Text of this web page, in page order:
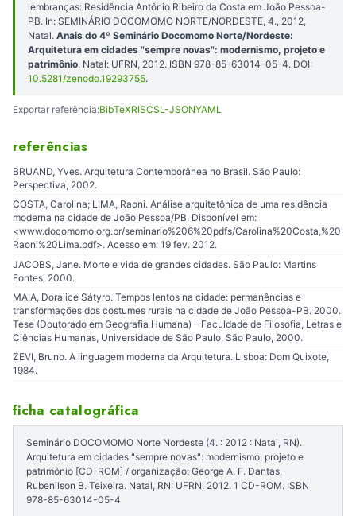
lembranças: Residência Antônio Ribeiro da Costa em João Pessoa-
PB. In: SEMINÁRIO DOCOMOMO NORTE/NORDESTE, 4., 2012,
Natal. Anais do 4º Seminário Docomomo Norte/Nordeste:
Arquitetura em cidades "sempre novas": modernismo, projeto e
patrimônio. Natal: UFRN, 2012. ISBN 978-85-63014-05-4. DOI:
10.5281/zenodo.19293755.
Exportar referência:BibTeXRISCSL-JSONYAML
referências
BRUAND, Yves. Arquitetura Contemporânea no Brasil. São Paulo:
Perspectiva, 2002.
COSTA, Carolina; LIMA, Raoni. Análise arquitetônica de uma residência
moderna na cidade de João Pessoa/PB. Disponível em:
<www.docomomo.org.br/seminario%206%20pdfs/Carolina%20Costa,%20
Raoni%20Lima.pdf>. Acesso em: 19 fev. 2012.
JACOBS, Jane. Morte e vida de grandes cidades. São Paulo: Martins
Fontes, 2000.
MAIA, Doralice Sátyro. Tempos lentos na cidade: permanências e
transformações dos costumes rurais na cidade de João Pessoa-PB. 2000.
Tese (Doutorado em Geografia Humana) – Faculdade de Filosofia, Letras e
Ciências Humanas, Universidade de São Paulo, São Paulo, 2000.
ZEVI, Bruno. A linguagem moderna da Arquitetura. Lisboa: Dom Quixote,
1984.
ficha catalográfica
Seminário DOCOMOMO Norte Nordeste (4. : 2012 : Natal, RN).
Arquitetura em cidades "sempre novas": modernismo, projeto e
patrimônio [CD-ROM] / organização: George A. F. Dantas,
Rubenilson B. Teixeira. Natal, RN: UFRN, 2012. 1 CD-ROM. ISBN
978-85-63014-05-4